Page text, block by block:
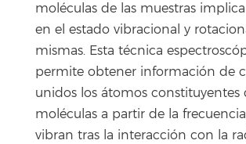
moléculas de las muestras
en el estado vibracional y
mismas. Esta técnica
permite obtener información de
unidos los átomos constituyentes
moléculas a partir de la
vibran tras la interacción con la